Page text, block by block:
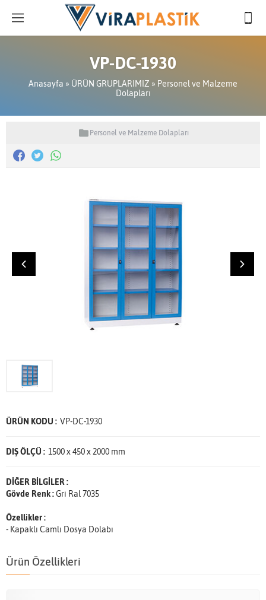
VP-DC-1930
Anasayfa » ÜRÜN GRUPLARIMIZ » Personel ve Malzeme
Dolapları
Personel ve Malzeme Dolapları
ÜRÜN KODU : VP-DC-1930
DIŞ ÖLÇÜ : 1500 x 450 x 2000 mm
DİĞER BİLGİLER :
Gövde Renk :Gri Ral 7035
Özellikler :
- Kapaklı Camlı Dosya Dolabı
Ürün Özellikleri